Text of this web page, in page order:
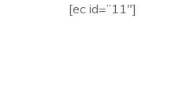
[ec id=”11″]